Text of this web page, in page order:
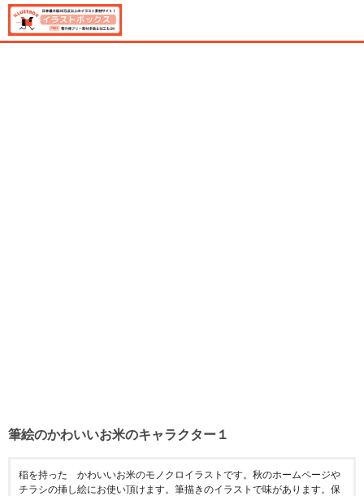
筆絵のかわいいお米のキャラクター１
稲を持った かわいいお米のモノクロイラストです。秋のホームページや
チラシの挿し絵にお使い頂けます。筆描きのイラストで味があります。保